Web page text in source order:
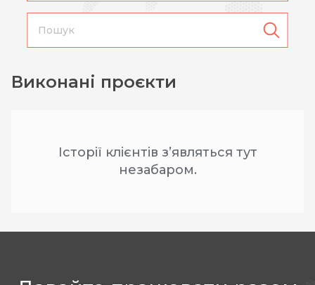
Виконані проєкти
Історії клієнтів з’являться тут
незабаром.